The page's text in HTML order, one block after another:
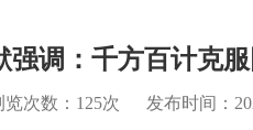
强调：千方百计克
览次数： 125次 发布时间：